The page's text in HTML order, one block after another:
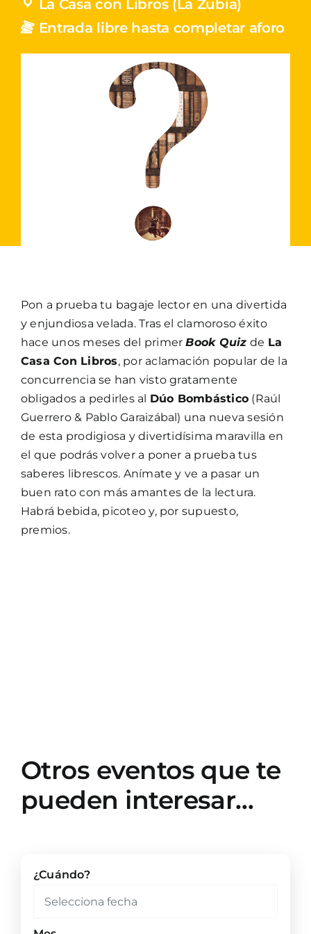
La Casa con Libros (La Zubia)
Entrada libre hasta completar aforo
Pon a prueba tu bagaje lector en una divertida
y enjundiosa velada. Tras el clamoroso éxito
hace unos meses del primerBook Quiz de La
Casa Con Libros, por aclamación popular de la
concurrencia se han visto gratamente
obligados a pedirles al Dúo Bombástico (Raúl
Guerrero & Pablo Garaizábal) una nueva sesión
de esta prodigiosa y divertidísima maravilla en
el que podrás volver a poner a prueba tus
saberes librescos. Anímate y ve a pasar un
buen rato con más amantes de la lectura.
Habrá bebida, picoteo y, por supuesto,
premios.
Otros eventos que te
pueden interesar…
¿Cuándo?